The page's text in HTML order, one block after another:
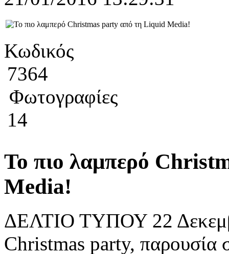
Κωδικός
7364
Φωτογραφίες
14
Το πιο λαμπερό
Media!
ΔΕΛΤΙΟ ΤΥΠΟΥ 22
Christmas party, παρουσία